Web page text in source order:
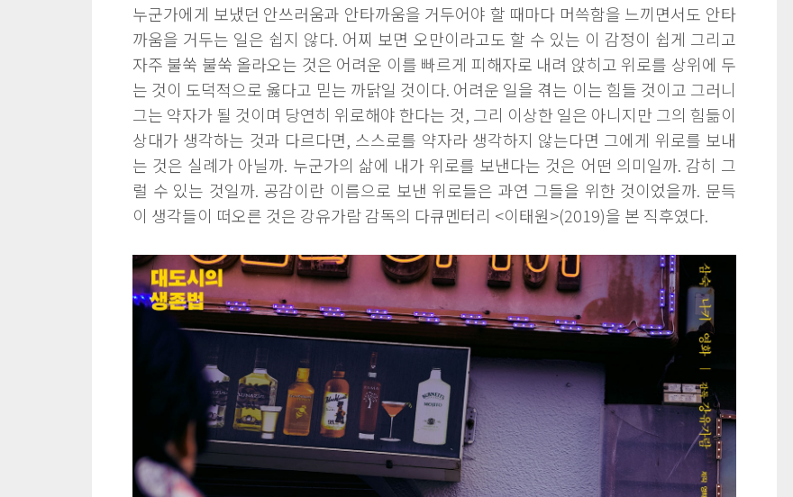
누군가에게 보냈던 안쓰러움과 안타까움을 거두어야 할 때마다 머쓱함을 느끼면서도 안타
까움을 거두는 일은 쉽지 않다. 어찌 보면 오만이라고도 할 수 있는 이 감정이 쉽게 그리고
자주 불쑥 불쑥 올라오는 것은 어려운 이를 빠르게 피해자로 내려 앉히고 위로를 상위에 두
는 것이 도덕적으로 옳다고 믿는 까닭일 것이다. 어려운 일을 겪는 이는 힘들 것이고 그러니
그는 약자가 될 것이며 당연히 위로해야 한다는 것, 그리 이상한 일은 아니지만 그의 힘듦이
상대가 생각하는 것과 다르다면, 스스로를 약자라 생각하지 않는다면 그에게 위로를 보내
는 것은 실례가 아닐까. 누군가의 삶에 내가 위로를 보낸다는 것은 어떤 의미일까. 감히 그
럴 수 있는 것일까. 공감이란 이름으로 보낸 위로들은 과연 그들을 위한 것이었을까. 문득
이 생각들이 떠오른 것은 강유가람 감독의 다큐멘터리 <이태원>(2019)을 본 직후였다.